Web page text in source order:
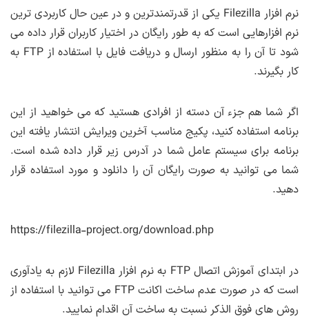
نرم افزار Filezilla یکی از قدرتمندترین و در عین حال کاربردی ترین
نرم افزارهایی است که به طور رایگان در اختیار کاربران قرار داده می
شود تا آن را به منظور ارسال و دریافت فایل با استفاده از FTP به
کار بگیرند.
اگر شما هم جزء آن دسته از افرادی هستید که می خواهید از این
برنامه استفاده کنید، پکیج مناسب آخرین ویرایش انتشار یافته این
برنامه برای سیستم عامل شما در آدرس زیر قرار داده شده است.
شما می توانید به صورت رایگان آن را دانلود و مورد استفاده قرار
دهید.
https://filezilla-project.org/download.php
در ابتدای آموزش اتصال FTP به نرم افزار Filezilla لازم به یادآوری
است که در صورت عدم ساخت اکانت FTP می توانید با استفاده از
روش های فوق الذکر نسبت به ساخت آن اقدام نمایید.